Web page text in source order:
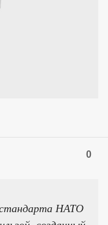
0
НАТО